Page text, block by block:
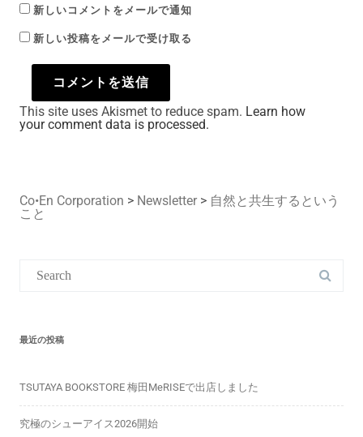
新しいコメントをメールで通知
新しい投稿をメールで受け取る
This site uses Akismet to reduce spam. Learn how
your comment data is processed.
Co•En Corporation > Newsletter > 自然と共生するという
こと
最近の投稿
TSUTAYA BOOKSTORE 梅田MeRISEで出店しました
究極のシューアイス2026開始